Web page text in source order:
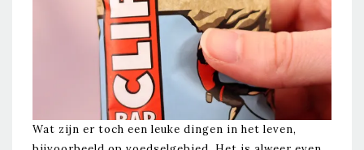
Wat zijn er toch een leuke dingen in het leven,